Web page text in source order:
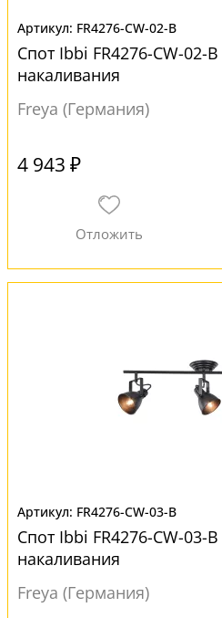
FR4276-CW-02-B
Спот Ibbi FR4276-CW-02-
накаливания
Freya (Германия)
4 943 ₽
FR4276-CW-03-B
Спот Ibbi FR4276-CW-03-
накаливания
Freya (Германия)